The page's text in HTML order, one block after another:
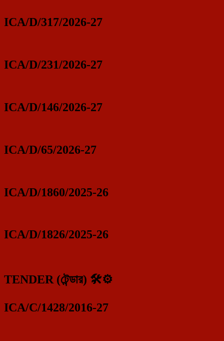
ICA/D/317/2026-27
ICA/D/231/2026-27
ICA/D/146/2026-27
ICA/D/65/2026-27
ICA/D/1860/2025-26
ICA/D/1826/2025-26
TENDER (টেন্ডার) 🛠️⚙️
ICA/C/1428/2016-27